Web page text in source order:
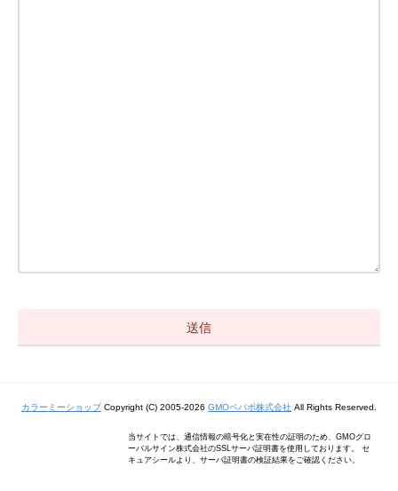
カラーミーショップCopyright (C) 2005-2026 GMOペパボ株式会社 All Rights Reserved.
当サイトでは、通信情報の暗号化と実在性の証明のため、GMOグロ
ーバルサイン株式会社のSSLサーバ証明書を使用しております。 セ
キュアシールより、サーバ証明書の検証結果をご確認ください。